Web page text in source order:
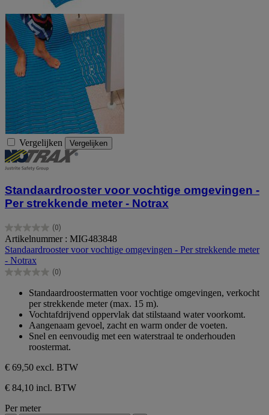
Vergelijken Vergelijken
Standaardrooster voor vochtige omgevingen -
Per strekkende meter - Notrax
(0)
0.0
van
de
5
sterren.
Artikelnummer : MIG483848
Standaardrooster voor vochtige omgevingen - Per strekkende meter
- Notrax
(0)
0.0
sterren.
Standaardroostermatten voor vochtige omgevingen, verkocht
per strekkende meter (max. 15 m).
Vochtafdrijvend oppervlak dat stilstaand water voorkomt.
Aangenaam gevoel, zacht en warm onder de voeten.
Snel en eenvoudig met een waterstraal te onderhouden
roostermat.
€ 69,50 excl. BTW
€ 84,10 incl. BTW
Per meter